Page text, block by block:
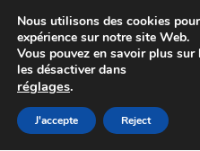
Colissimo
Du lundi au
Aller
à
Aller
au
Nous utilisons des cookies
expérience sur notre site Web.
Vous pouvez en savoir plus
les désactiver dans
réglages.
J'accepte Reject